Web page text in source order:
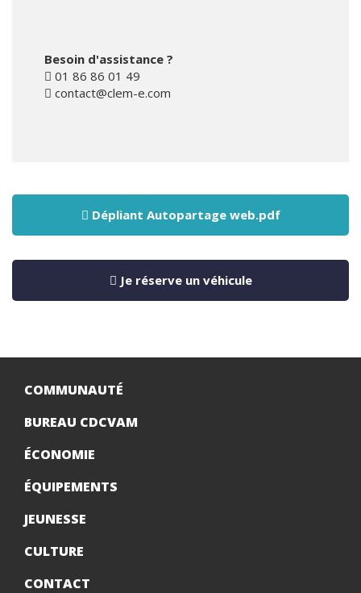
Besoin d'assistance ?
01 86 86 01 49
contact@clem-e.com
Dépliant Autopartage web.pdf
Je réserve un véhicule
COMMUNAUTÉ
BUREAU CDCVAM
ÉCONOMIE
ÉQUIPEMENTS
JEUNESSE
CULTURE
CONTACT